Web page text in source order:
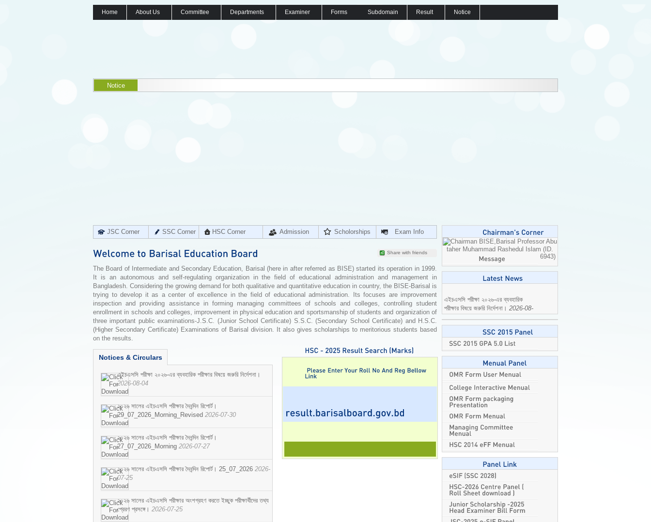
Home About Us Committee Departments Examiner Forms Subdomain Result Notice
Notice
JSC Corner SSC Corner HSC Corner Admission Scholorships Exam Info
Share with friends
The Board of Intermediate and Secondary Education, Barisal (here in after referred as BISE) started its operation in 1999.
It is an autonomous and self-regulating organization in the field of educational administration and management in
Bangladesh. Considering the growing demand for both qualitative and quantitative education in country, the BISE-Barisal is
trying to develop it as a center of excellence in the field of educational administration. Its focuses are improvement
inspection and providing assistance in forming managing committees of schools and colleges, controlling student
enrollment in schools and colleges, improvement in physical education and sportsmanship of students and organization of
three important public examinations-J.S.C. (Junior School Certificate) S.S.C. (Secondary School Certificate) and H.S.C.
(Higher Secondary Certificate) Examinations of Barisal division. It also gives scholarships to meritorious students based
on the results.
Notices & Circulars
এইচএসসি পরীক্ষা ২০২৬-এর ব্যবহারিক পরীক্ষার বিষয়ে জরুরি নির্দেশনা।
2026-08-04
২০২৬ সালের এইচএসসি পরীক্ষার দৈনন্দিন রিপোর্ট।
29_07_2026_Morning_Revised 2026-07-30
২০২৬ সালের এইচএসসি পরীক্ষার দৈনন্দিন রিপোর্ট।
27_07_2026_Morning 2026-07-27
২০২৬ সালের এইচএসসি পরীক্ষার দৈনন্দিন রিপোর্ট। 25_07_2026 2026-
07-25
২০২৬ সালের এইচএসসি পরীক্ষার অংশগ্রহণ করতে ইচ্ছুক পরীক্ষার্থীদের তথ্য
প্রেরণ প্রসঙ্গে। 2026-07-25
Professor Abu
taher Muhammad Rashedul Islam (ID.
6943)
পরীক্ষার বিষয়ে জরুরি নির্দেশনা।2026-08-
04